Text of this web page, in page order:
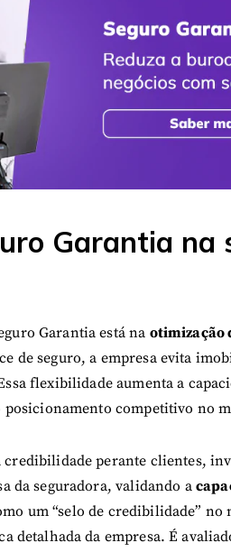
Garantia na
Garantia está na otimização
de seguro, a empresa evita
flexibilidade aumenta a
competitivo no
perante clientes,
da seguradora, validando a
um “selo de credibilidade” no
detalhada da empresa. É